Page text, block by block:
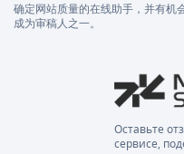
确定网站质量的在线助手，并有机
成为审稿人之一。
Оставьте
сервисе,